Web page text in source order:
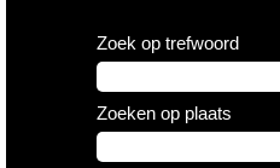
Zoek op trefwoord
Zoeken op plaats